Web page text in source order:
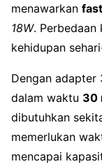
menawarkan
18W. Perbedaan
kehidupan
Dengan adapter
dalam waktu 30
dibutuhkan
memerlukan
mencapai